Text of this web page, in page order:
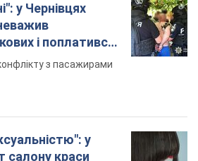
у Чернівцях
і поплатився.
з пасажирами
у
салону краси